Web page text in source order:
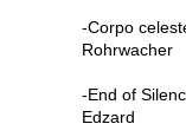
-Corpo
Rohrwacher
-End of
Edzard